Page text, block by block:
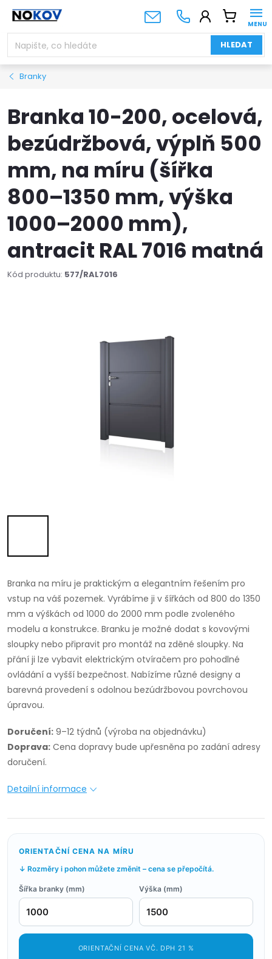
Přejít
obsah
HLEDAT
NÁKUPNÍ
KOŠÍK
Branky
Branka 10-200, ocelová,
bezúdržbová, výplň 500
mm, na míru (šířka
800–1350 mm, výška
1000–2000 mm),
antracit RAL 7016 matná
Kód produktu: 577/RAL7016
Branka na míru je praktickým a elegantním řešením pro
vstup na váš pozemek. Vyrábíme ji v šířkách od 800 do 1350
mm a výškách od 1000 do 2000 mm podle zvoleného
modelu a konstrukce. Branku je možné dodat s kovovými
sloupky nebo připravit pro montáž na zděné sloupky. Na
přání ji lze vybavit elektrickým otvíračem pro pohodlné
ovládání a vyšší bezpečnost. Nabízíme různé designy a
barevná provedení s odolnou bezúdržbovou povrchovou
úpravou.
Doručení: 9–12 týdnů (výroba na objednávku)
Doprava: Cena dopravy bude upřesněna po zadání adresy
doručení.
Detailní informace
ORIENTAČNÍ CENA NA MÍRU
↓ Rozměry i pohon můžete změnit – cena se přepočítá.
Šířka branky (mm) Výška (mm)
ORIENTAČNÍ CENA VČ. DPH 21 %